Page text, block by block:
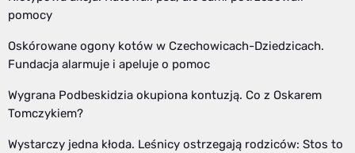
pomocy
Oskórowane ogony kotów w Czechowicach-Dziedzicach.
Fundacja alarmuje i apeluje o pomoc
Wygrana Podbeskidzia okupiona kontuzją. Co z Oskarem
Tomczykiem?
Wystarczy jedna kłoda. Leśnicy ostrzegają rodziców: Stos to